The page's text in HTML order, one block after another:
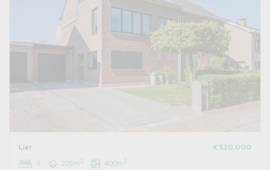
Lier
€ 520.000
4
205m2 400m2